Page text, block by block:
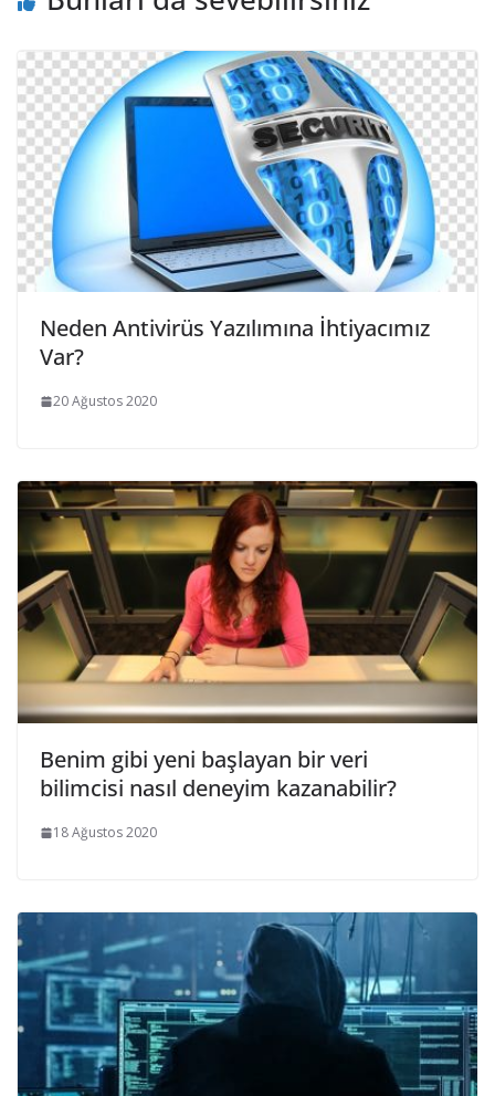
Neden Antivirüs Yazılımına İhtiyacımız
Var?
20 Ağustos 2020
Benim gibi yeni başlayan bir veri
bilimcisi nasıl deneyim kazanabilir?
18 Ağustos 2020